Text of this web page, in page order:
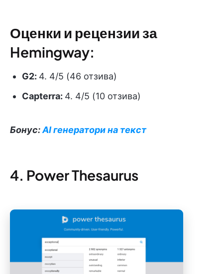
Оценки и рецензии за
Hemingway:
G2: 4. 4/5 (46 отзива)
Capterra: 4. 4/5 (10 отзива)
Бонус:AI генератори на текст
4. Power Thesaurus